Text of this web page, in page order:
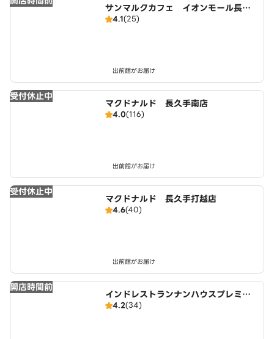
サンマルクカフェ イオンモール長久
手店
4.1(25)
出前館がお届け
受付休止中
マクドナルド 長久手南店
4.0(116)
出前館がお届け
受付休止中
マクドナルド 長久手打越店
4.6(40)
出前館がお届け
開店時間前
インドレストランナンハウスプレミア
ム4.2(34)